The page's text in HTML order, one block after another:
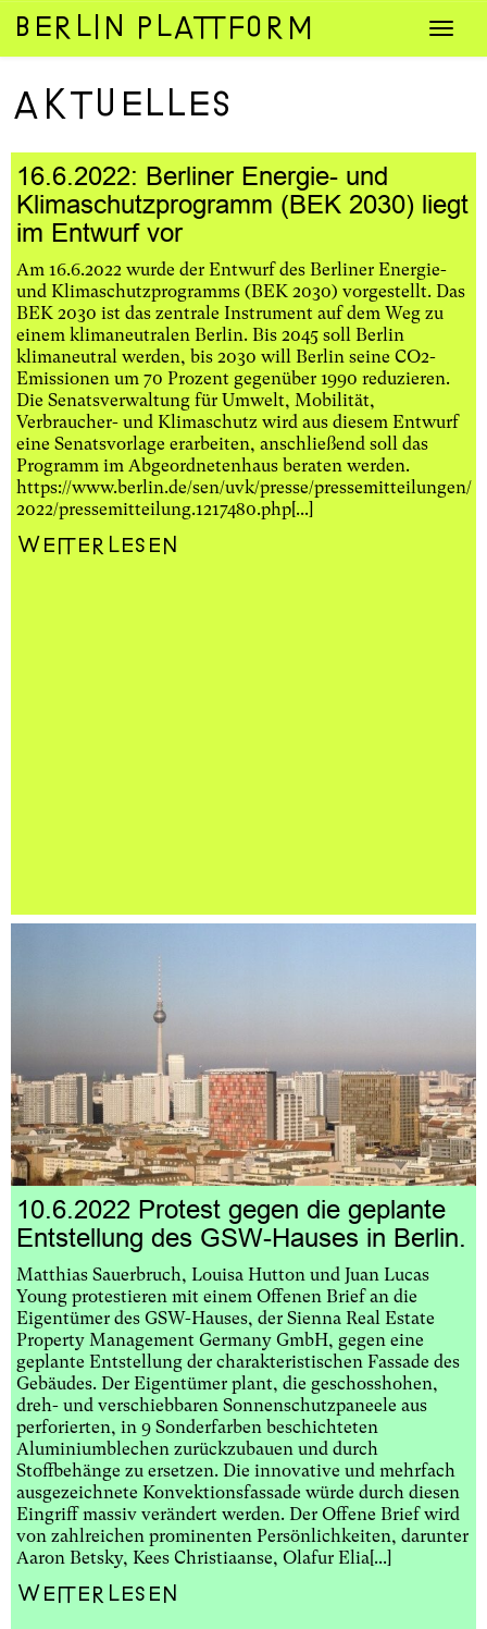
Zum
Inhalt
springen
Aktuelles
16.6.2022: Berliner Energie- und
Klimaschutzprogramm (BEK 2030) liegt
im Entwurf vor
Am 16.6.2022 wurde der Entwurf des Berliner Energie-
und Klimaschutzprogramms (BEK 2030) vorgestellt. Das
BEK 2030 ist das zentrale Instrument auf dem Weg zu
einem klimaneutralen Berlin. Bis 2045 soll Berlin
klimaneutral werden, bis 2030 will Berlin seine CO2-
Emissionen um 70 Prozent gegenüber 1990 reduzieren.
Die Senatsverwaltung für Umwelt, Mobilität,
Verbraucher- und Klimaschutz wird aus diesem Entwurf
eine Senatsvorlage erarbeiten, anschließend soll das
Programm im Abgeordnetenhaus beraten werden.
https://www.berlin.de/sen/uvk/presse/pressemitteilungen/
2022/pressemitteilung.1217480.php[...]
Weiterlesen
10.6.2022 Protest gegen die geplante
Entstellung des GSW-Hauses in Berlin.
Matthias Sauerbruch, Louisa Hutton und Juan Lucas
Young protestieren mit einem Offenen Brief an die
Eigentümer des GSW-Hauses, der Sienna Real Estate
Property Management Germany GmbH, gegen eine
geplante Entstellung der charakteristischen Fassade des
Gebäudes. Der Eigentümer plant, die geschosshohen,
dreh- und verschiebbaren Sonnenschutzpaneele aus
perforierten, in 9 Sonderfarben beschichteten
Aluminiumblechen zurückzubauen und durch
Stoffbehänge zu ersetzen. Die innovative und mehrfach
ausgezeichnete Konvektionsfassade würde durch diesen
Eingriff massiv verändert werden. Der Offene Brief wird
von zahlreichen prominenten Persönlichkeiten, darunter
Aaron Betsky, Kees Christiaanse, Olafur Elia[...]
Weiterlesen